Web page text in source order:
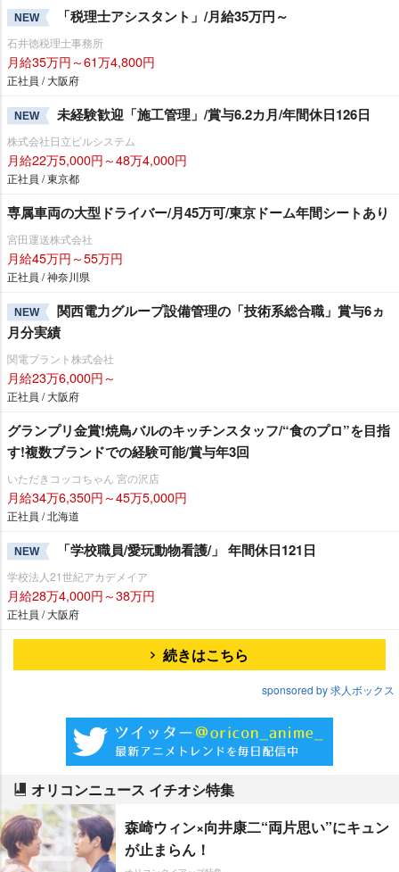
NEW 「税理士アシスタント」/月給35万円～
石井徳税理士事務所
月給35万円～61万4,800円
正社員 / 大阪府
NEW 未経験歓迎「施工管理」/賞与6.2カ月/年間休日126日
株式会社日立ビルシステム
月給22万5,000円～48万4,000円
正社員 / 東京都
専属車両の大型ドライバー/月45万可/東京ドーム年間シートあり
宮田運送株式会社
月給45万円～55万円
正社員 / 神奈川県
NEW
関西電力グループ設備管理の「技術系総合職」賞与6ヵ
月分実績
関電プラント株式会社
月給23万6,000円～
正社員 / 大阪府
グランプリ金賞!焼鳥バルのキッチンスタッフ/“食のプロ”を目指
す!複数ブランドでの経験可能/賞与年3回
いただきコッコちゃん 宮の沢店
月給34万6,350円～45万5,000円
正社員 / 北海道
NEW 「学校職員/愛玩動物看護/」 年間休日121日
学校法人21世紀アカデメイア
月給28万4,000円～38万円
正社員 / 大阪府
続きはこちら
sponsored by 求人ボックス
オリコンニュース イチオシ特集
森崎ウィン×向井康二“両片思い”にキュン
が止まらん！